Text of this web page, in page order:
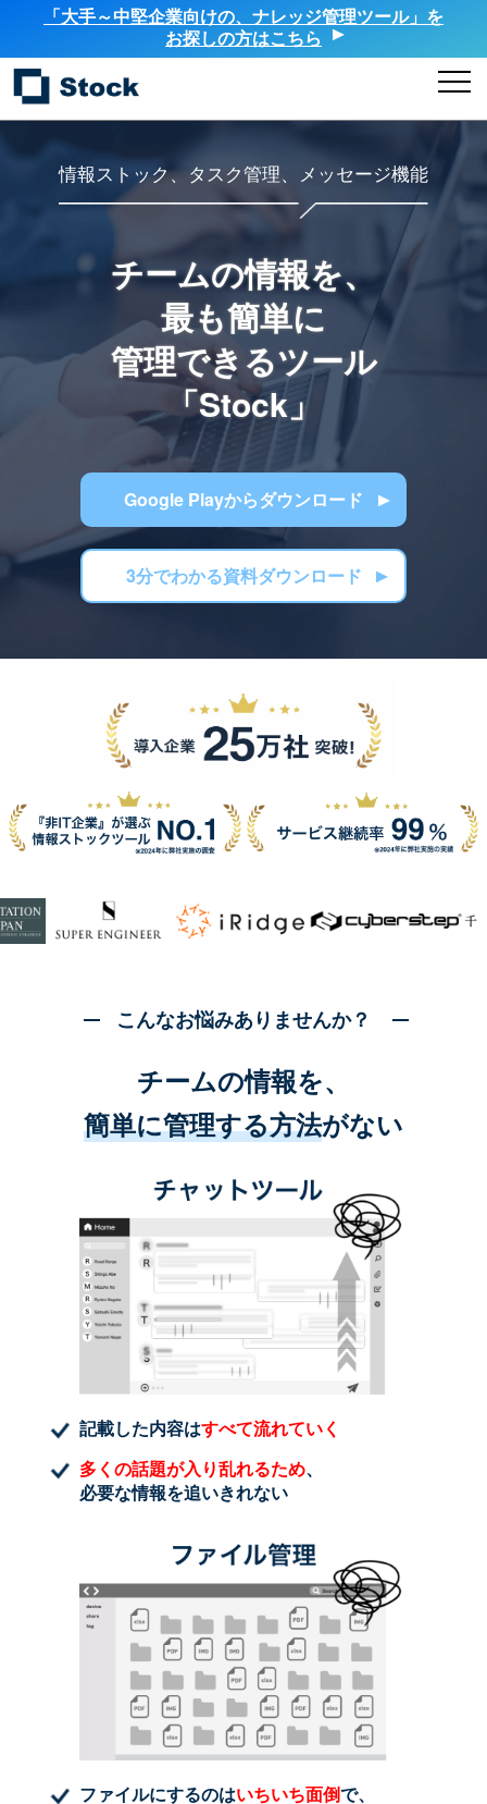
「大手～中堅企業向けの、ナレッジ管理ツール」を
お探しの方はこちら
情報ストック、タスク管理、メッセージ機能
チームの情報を、
最も簡単に
管理できるツール
「Stock」
Google Playからダウンロード
3分でわかる資料ダウンロード
こんなお悩みありませんか？
チームの情報を、
簡単に管理する方法がない
記載した内容はすべて流れていく
多くの話題が入り乱れるため、
必要な情報を追いきれない
ファイルにするのはいちいち面倒で、